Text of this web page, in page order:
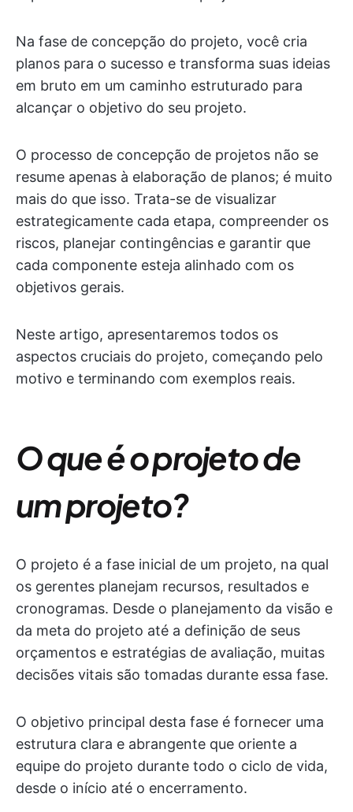
Na fase de concepção do projeto, você cria
planos para o sucesso e transforma suas ideias
em bruto em um caminho estruturado para
alcançar o objetivo do seu projeto.
O processo de concepção de projetos não se
resume apenas à elaboração de planos; é muito
mais do que isso. Trata-se de visualizar
estrategicamente cada etapa, compreender os
riscos, planejar contingências e garantir que
cada componente esteja alinhado com os
objetivos gerais.
Neste artigo, apresentaremos todos os
aspectos cruciais do projeto, começando pelo
motivo e terminando com exemplos reais.
O que é o projeto de
um projeto?
O projeto é a fase inicial de um projeto, na qual
os gerentes planejam recursos, resultados e
cronogramas. Desde o planejamento da visão e
da meta do projeto até a definição de seus
orçamentos e estratégias de avaliação, muitas
decisões vitais são tomadas durante essa fase.
O objetivo principal desta fase é fornecer uma
estrutura clara e abrangente que oriente a
equipe do projeto durante todo o ciclo de vida,
desde o início até o encerramento.